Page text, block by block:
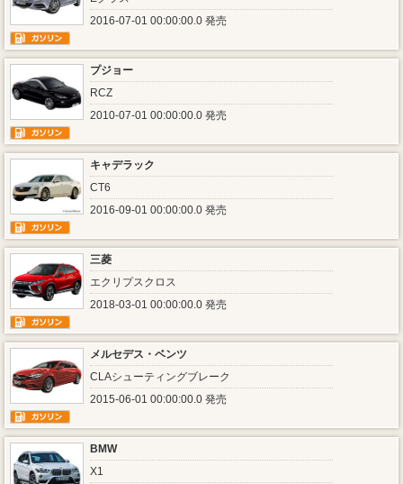
2016-07-01 00:00:00.0 発売
プジョー
RCZ
2010-07-01 00:00:00.0 発売
キャデラック
CT6
2016-09-01 00:00:00.0 発売
三菱
エクリプスクロス
2018-03-01 00:00:00.0 発売
メルセデス・ベンツ
CLAシューティングブレーク
2015-06-01 00:00:00.0 発売
BMW
X1